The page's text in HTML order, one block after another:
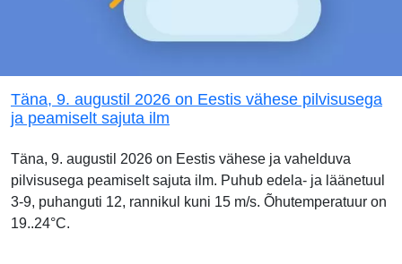
Täna, 9. augustil 2026 on Eestis vähese pilvisusega
ja peamiselt sajuta ilm
Täna, 9. augustil 2026 on Eestis vähese ja vahelduva
pilvisusega peamiselt sajuta ilm. Puhub edela- ja läänetuul
3-9, puhanguti 12, rannikul kuni 15 m/s. Õhutemperatuur on
19..24°C.